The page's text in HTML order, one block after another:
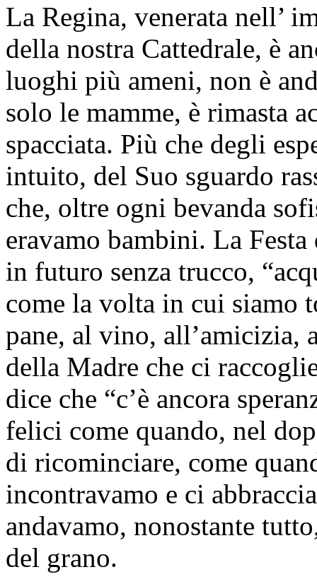
La Regina, venerata nell’
della nostra Cattedrale, è
luoghi più ameni, non è
solo le mamme, è rimasta
spacciata. Più che degli
intuito, del Suo sguardo
che, oltre ogni bevanda
eravamo bambini. La
in futuro senza trucco,
come la volta in cui siamo
pane, al vino, all’amicizia,
della Madre che ci
dice che “c’è ancora
felici come quando, nel
di ricominciare, come
incontravamo e ci
andavamo, nonostante
del grano.